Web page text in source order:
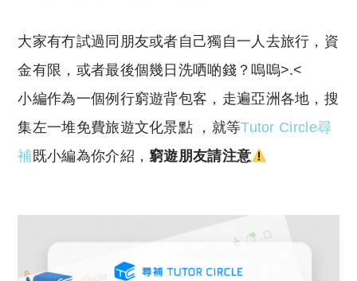
Li
n
k
A
p
大家有冇試過同朋友或者自己獨自一人去旅行，資
金有限，或者最後個幾日洗哂啲錢？嗚嗚>.<
小編作為一個例行窮遊背包客，走遍亞洲各地，搜
集左一堆免費旅遊文化景點 ，就等Tutor Circle尋
補 既小編為你介紹， 窮遊朋友請注意